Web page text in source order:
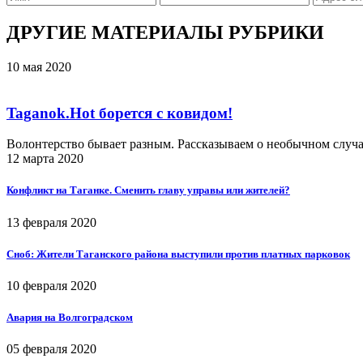
ДРУГИЕ МАТЕРИАЛЫ РУБРИКИ
10 мая 2020
Taganok.Hot борется с ковидом!
Волонтерство бывает разным. Рассказываем о необычном
12 марта 2020
Конфликт на Таганке. Сменить главу управы или жителей?
13 февраля 2020
Сноб: Жители Таганского района выступили против платных парковок
10 февраля 2020
Авария на Волгоградском
05 февраля 2020